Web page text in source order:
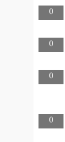
0
0
0
0